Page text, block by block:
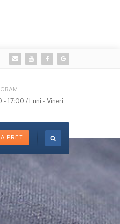
- 17:00 / Luni - Vineri
PRET